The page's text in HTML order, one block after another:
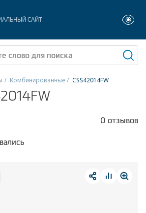
САЙТ
и морозильники
и сушильные машины
машины
техника
Комбинированные CSS42014FW
0 отзывов